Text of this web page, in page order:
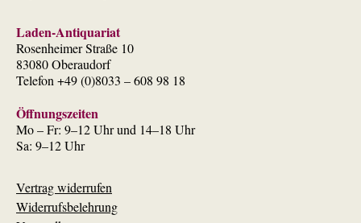
Laden-Antiquariat
Rosenheimer Straße 10
83080 Oberaudorf
Telefon +49 (0)8033 – 608 98 18
Öffnungszeiten
Mo – Fr: 9–12 Uhr und 14–18 Uhr
Sa: 9–12 Uhr
Vertrag widerrufen
Widerrufsbelehrung